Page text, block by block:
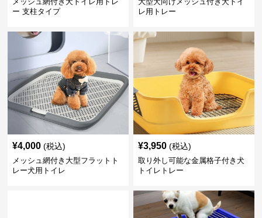
ー 支柱タイプ
レ用トレー
¥4,000 (税込)
メッシュ網付き大型フラットト
レー犬用トイレ
¥3,950 (税込)
取り外し可能な金属格子付き犬
トイレトレー